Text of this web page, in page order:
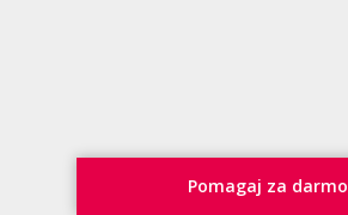
Pomagaj za darmo